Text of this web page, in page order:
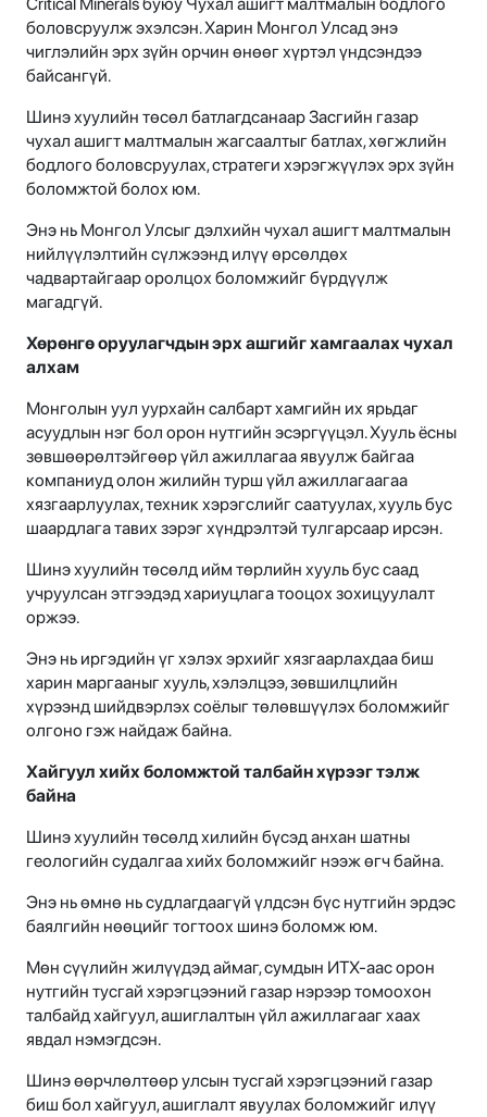
боловсруулж эхэлсэн. Харин Монгол Улсад энэ
чиглэлийн эрх зүйн орчин өнөөг хүртэл үндсэндээ
байсангүй.
Шинэ хуулийн төсөл батлагдсанаар Засгийн газар
чухал ашигт малтмалын жагсаалтыг батлах, хөгжлийн
бодлого боловсруулах, стратеги хэрэгжүүлэх эрх зүйн
боломжтой болох юм.
Энэ нь Монгол Улсыг дэлхийн чухал ашигт малтмалын
нийлүүлэлтийн сүлжээнд илүү өрсөлдөх
чадвартайгаар оролцох боломжийг бүрдүүлж
магадгүй.
Хөрөнгө оруулагчдын эрх ашгийг хамгаалах чухал
алхам
Монголын уул уурхайн салбарт хамгийн их ярьдаг
асуудлын нэг бол орон нутгийн эсэргүүцэл. Хууль ёсны
зөвшөөрөлтэйгөөр үйл ажиллагаа явуулж байгаа
компаниуд олон жилийн турш үйл ажиллагаагаа
хязгаарлуулах, техник хэрэгслийг саатуулах, хууль бус
шаардлага тавих зэрэг хүндрэлтэй тулгарсаар ирсэн.
Шинэ хуулийн төсөлд ийм төрлийн хууль бус саад
учруулсан этгээдэд хариуцлага тооцох зохицуулалт
оржээ.
Энэ нь иргэдийн үг хэлэх эрхийг хязгаарлахдаа биш
харин маргааныг хууль, хэлэлцээ, зөвшилцлийн
хүрээнд шийдвэрлэх соёлыг төлөвшүүлэх боломжийг
олгоно гэж найдаж байна.
Хайгуул хийх боломжтой талбайн хүрээг тэлж
байна
Шинэ хуулийн төсөлд хилийн бүсэд анхан шатны
геологийн судалгаа хийх боломжийг нээж өгч байна.
Энэ нь өмнө нь судлагдаагүй үлдсэн бүс нутгийн эрдэс
баялгийн нөөцийг тогтоох шинэ боломж юм.
Мөн сүүлийн жилүүдэд аймаг, сумдын ИТХ-аас орон
нутгийн тусгай хэрэгцээний газар нэрээр томоохон
талбайд хайгуул, ашиглалтын үйл ажиллагааг хаах
явдал нэмэгдсэн.
Шинэ өөрчлөлтөөр улсын тусгай хэрэгцээний газар
биш бол хайгуул, ашиглалт явуулах боломжийг илүү